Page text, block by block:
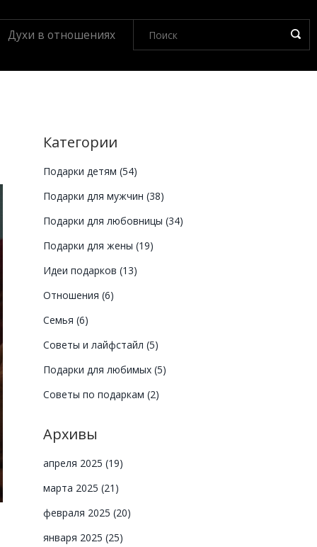
Духи в отношениях
Категории
Подарки детям (54)
Подарки для мужчин (38)
Подарки для любовницы (34)
Подарки для жены (19)
Идеи подарков (13)
Отношения (6)
Семья (6)
Советы и лайфстайл (5)
Подарки для любимых (5)
Советы по подаркам (2)
Архивы
апреля 2025 (19)
марта 2025 (21)
февраля 2025 (20)
января 2025 (25)